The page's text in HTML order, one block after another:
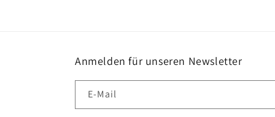
Anmelden für unseren Newsletter
E-Mail